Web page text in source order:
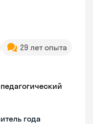
29 лет опыта
года